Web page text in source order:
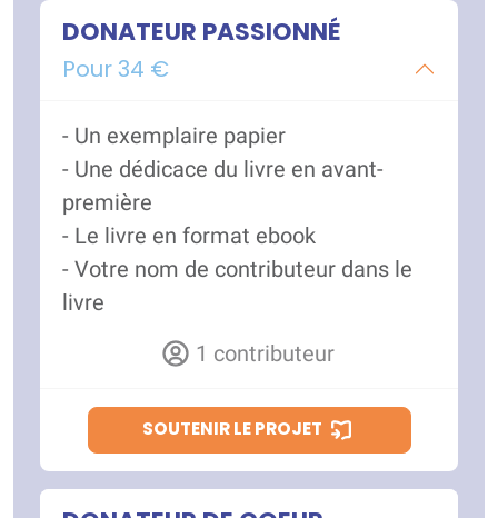
DONATEUR PASSIONNÉ
Pour 34 €
- Un exemplaire papier
- Une dédicace du livre en avant-
première
- Le livre en format ebook
- Votre nom de contributeur dans le
livre
1 contributeur
SOUTENIR LE PROJET